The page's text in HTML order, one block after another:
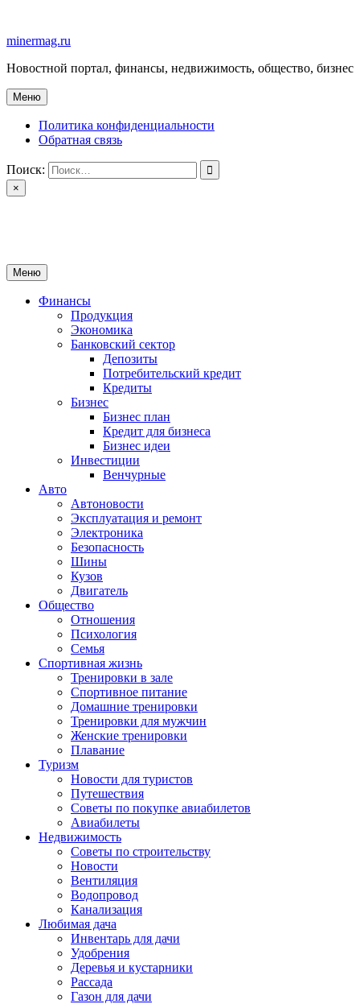
содержимому
minermag.ru
Новостной портал, финансы, недвижимость, общество, бизнес
Меню
Политика конфиденциальности
Обратная связь
Поиск:
×
Меню
Финансы
Продукция
Экономика
Банковский сектор
Депозиты
Потребительский кредит
Кредиты
Бизнес
Бизнес план
Кредит для бизнеса
Бизнес идеи
Инвестиции
Венчурные
Авто
Автоновости
Эксплуатация и ремонт
Электроника
Безопасность
Шины
Кузов
Двигатель
Общество
Отношения
Психология
Семья
Спортивная жизнь
Тренировки в зале
Спортивное питание
Домашние тренировки
Тренировки для мужчин
Женские тренировки
Плавание
Туризм
Новости для туристов
Путешествия
Советы по покупке авиабилетов
Авиабилеты
Недвижимость
Советы по строительству
Новости
Вентиляция
Водопровод
Канализация
Любимая дача
Инвентарь для дачи
Удобрения
Деревья и кустарники
Рассада
Газон для дачи